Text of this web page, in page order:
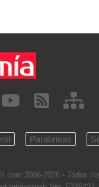
Parabrisas
2006-2026 - Todos